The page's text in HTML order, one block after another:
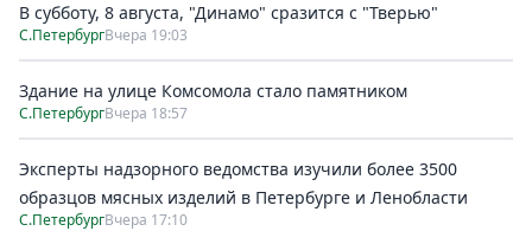
В субботу, 8 августа, "Динамо" сразится с "Тверью"
С.ПетербургВчера 19:03
Здание на улице Комсомола стало памятником
С.ПетербургВчера 18:57
Эксперты надзорного ведомства изучили более 3500
образцов мясных изделий в Петербурге и Ленобласти
С.ПетербургВчера 17:10